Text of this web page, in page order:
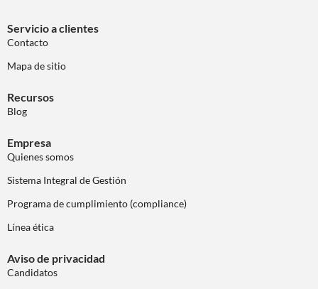
Servicio a clientes
Contacto
Mapa de sitio
Recursos
Blog
Empresa
Quienes somos
Sistema Integral de Gestión
Programa de cumplimiento (compliance)
Línea ética
Aviso de privacidad
Candidatos